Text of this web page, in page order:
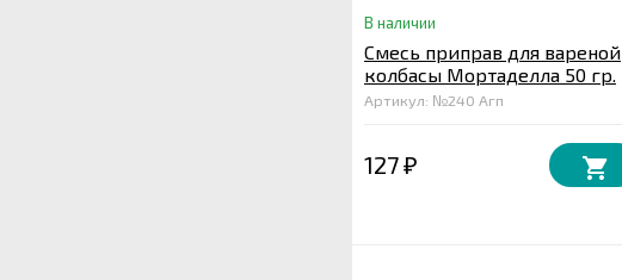
В наличии
Смесь приправ для вареной
колбасы Мортаделла 50 гр.
Артикул: №240 Агп
127 ₽